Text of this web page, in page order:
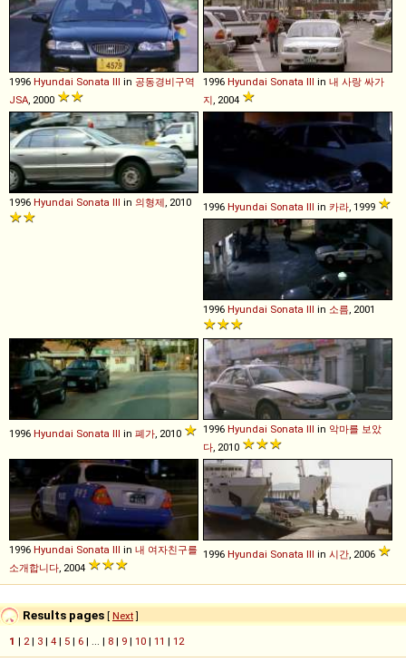
1996 Hyundai Sonata III in 공동경비구역
JSA, 2000
1996 Hyundai Sonata III in 내 사랑 싸가
지, 2004
1996 Hyundai Sonata III in 의형제, 2010 1996 Hyundai Sonata III in 카라, 1999
1996 Hyundai Sonata III in 소름, 2001
1996 Hyundai Sonata III in 폐가, 2010 1996 Hyundai Sonata III in 악마를 보았
다, 2010
1996 Hyundai Sonata III in 내 여자친구를
소개합니다, 2004
1996 Hyundai Sonata III in 시간, 2006
Results pages [ Next]
1 | 2| 3 | 4 | 5 | 6 | ... | 8 | 9 | 10 | 11 | 12